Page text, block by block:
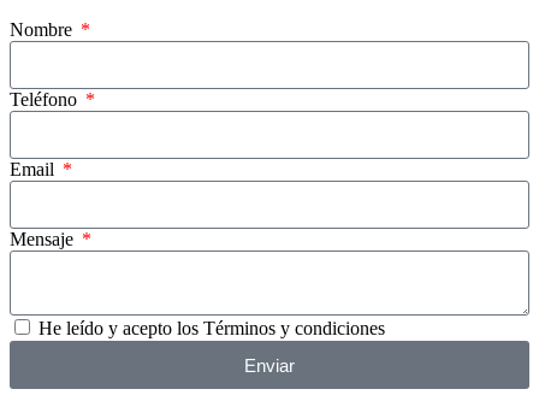
Nombre
Teléfono
Email
Mensaje
He leído y acepto los Términos y condiciones
Enviar